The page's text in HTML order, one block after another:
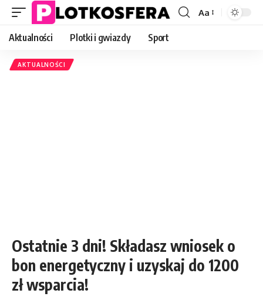
Font
Aa
Aktualności Plotki i gwiazdy Sport
AKTUALNOŚCI
Ostatnie 3 dni! Składasz wniosek o
bon energetyczny i uzyskaj do 1200
zł wsparcia!